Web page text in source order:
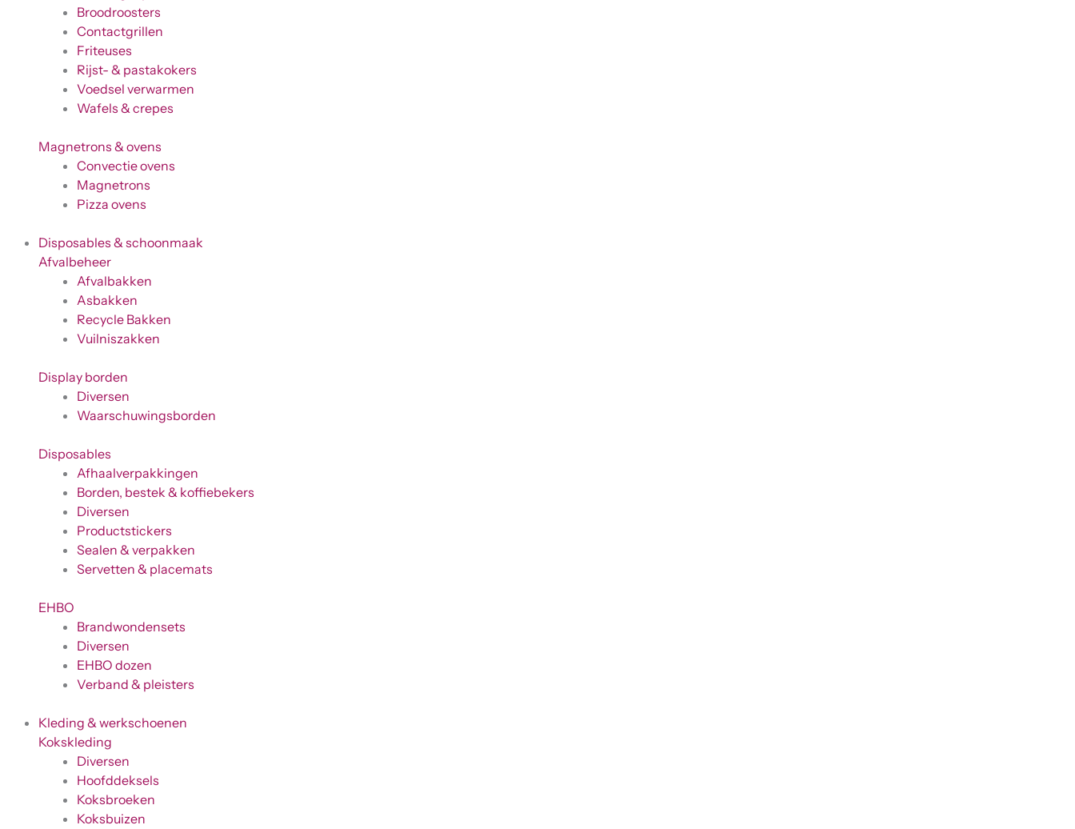
Broodroosters
Contactgrillen
Friteuses
Rijst- & pastakokers
Voedsel verwarmen
Wafels & crepes
Magnetrons & ovens
Convectie ovens
Magnetrons
Pizza ovens
Disposables & schoonmaak
Afvalbeheer
Afvalbakken
Asbakken
Recycle Bakken
Vuilniszakken
Display borden
Diversen
Waarschuwingsborden
Disposables
Afhaalverpakkingen
Borden, bestek & koffiebekers
Diversen
Productstickers
Sealen & verpakken
Servetten & placemats
EHBO
Brandwondensets
Diversen
EHBO dozen
Verband & pleisters
Kleding & werkschoenen
Kokskleding
Diversen
Hoofddeksels
Koksbroeken
Koksbuizen